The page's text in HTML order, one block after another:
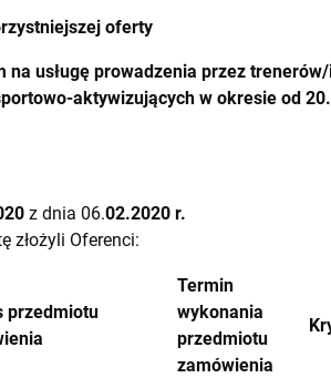
oferty
na usługę prowadzenia przez
aktywizujących w okresie od
z dnia 06.02.2020 r.
złożyli Oferenci:
przedmiotu
Termin
wykonania
przedmiotu
zamówienia